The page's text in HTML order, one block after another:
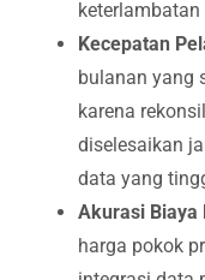
Kecepatan
bulanan yang
karena
diselesaikan
data yang
Akurasi Biaya
harga pokok